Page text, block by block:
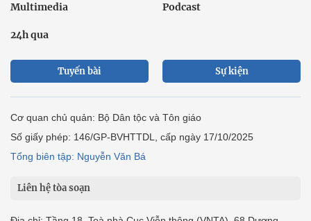
Multimedia Podcast
24h qua
Tuyến bài Sự kiện
Cơ quan chủ quản: Bộ Dân tộc và Tôn giáo
Số giấy phép: 146/GP-BVHTTDL, cấp ngày 17/10/2025
Tổng biên tập: Nguyễn Văn Bá
Liên hệ tòa soạn